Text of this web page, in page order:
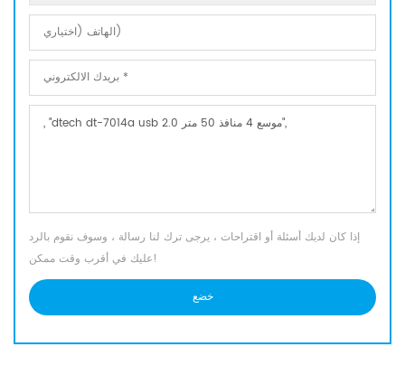
إذا كان لديك أسئلة أو اقتراحات ، يرجى ترك لنا رسالة ، وسوف نقوم بالرد
عليك في أقرب وقت ممكن!